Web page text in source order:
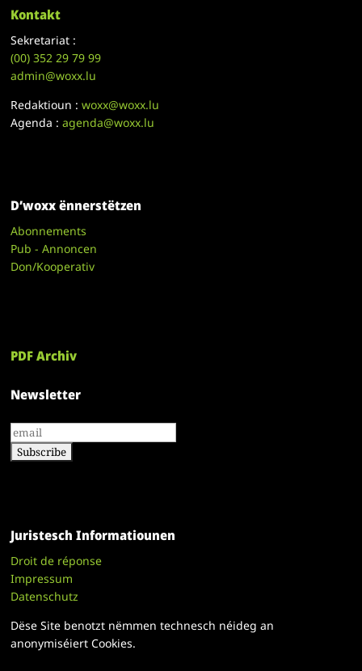
Kontakt
Sekretariat :
(00)352 29 79 99
admin@woxx.lu
Redaktioun :woxx@woxx.lu
Agenda :agenda@woxx.lu
D’woxx ënnerstëtzen
Abonnements
Pub - Annoncen
Don/Kooperativ
PDF Archiv
Newsletter
Juristesch Informatiounen
Droit de réponse
Impressum
Datenschutz
Dëse Site benotzt nëmmen technesch néideg an
anonymiséiert Cookies.